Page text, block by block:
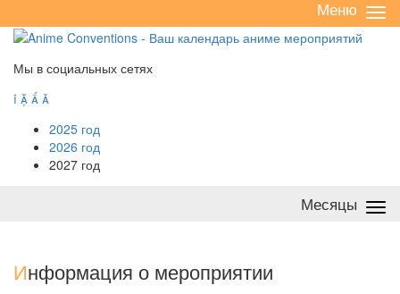
/
Меню
Мы в социальных сетях
   
2025 год
2026 год
2027 год
Месяцы
Информация о мероприятии